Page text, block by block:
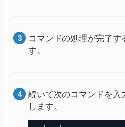
コマンドの処理が完了す
す。
続いて次のコマンドを入
します。